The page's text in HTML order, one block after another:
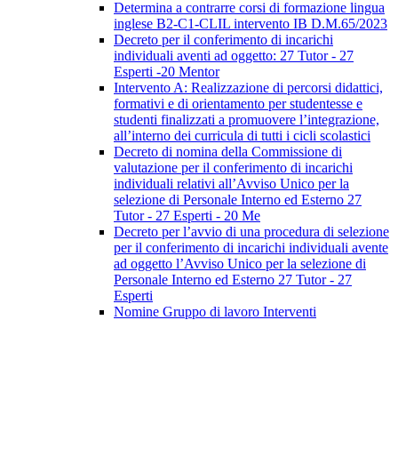
Determina a contrarre corsi di formazione lingua
inglese B2-C1-CLIL intervento IB D.M.65/2023
Decreto per il conferimento di incarichi
individuali aventi ad oggetto: 27 Tutor - 27
Esperti -20 Mentor
Intervento A: Realizzazione di percorsi didattici,
formativi e di orientamento per studentesse e
studenti finalizzati a promuovere l’integrazione,
all’interno dei curricula di tutti i cicli scolastici
Decreto di nomina della Commissione di
valutazione per il conferimento di incarichi
individuali relativi all’Avviso Unico per la
selezione di Personale Interno ed Esterno 27
Tutor - 27 Esperti - 20 Me
Decreto per l’avvio di una procedura di selezione
per il conferimento di incarichi individuali avente
ad oggetto l’Avviso Unico per la selezione di
Personale Interno ed Esterno 27 Tutor - 27
Esperti
Nomine Gruppo di lavoro Interventi